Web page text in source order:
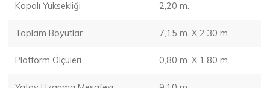
Kapalı Yüksekliği 2,20 m.
Toplam Boyutlar 7,15 m. X 2,30 m.
Platform Ölçüleri 0,80 m. X 1,80 m.